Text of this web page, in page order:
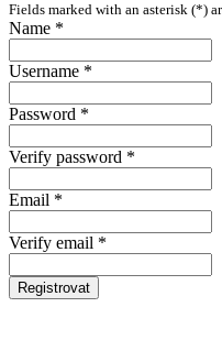
Fields marked with an asterisk (*)
Name *
Username *
Password *
Verify password *
Email *
Verify email *
Registrovat